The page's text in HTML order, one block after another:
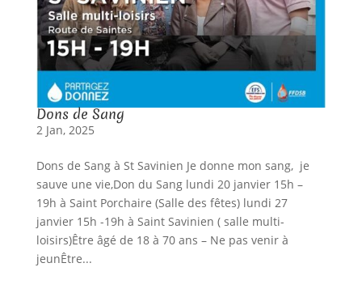
Dons de Sang
2 Jan, 2025
Dons de Sang à St Savinien Je donne mon sang, je
sauve une vie,Don du Sang lundi 20 janvier 15h –
19h à Saint Porchaire (Salle des fêtes) lundi 27
janvier 15h -19h à Saint Savinien ( salle multi-
loisirs)Être âgé de 18 à 70 ans – Ne pas venir à
jeunÊtre...